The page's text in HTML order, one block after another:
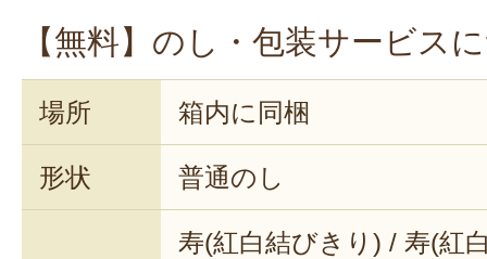
【無料】のし・包装サービス
場所 箱内に同梱
形状 普通のし
寿(紅白結びきり) / 寿(紅